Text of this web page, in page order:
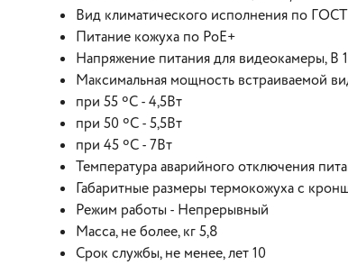
Вид климатического исполнения по
Питание кожуха по PoE+
Напряжение питания для видеокамеры, В
Максимальная мощность встраиваемой
при 55 ºС - 4,5Вт
при 50 ºС - 5,5Вт
при 45 ºС - 7Вт
Температура аварийного отключения
Габаритные размеры термокожуха с
Режим работы - Непрерывный
Масса, не более, кг 5,8
Срок службы, не менее, лет 10